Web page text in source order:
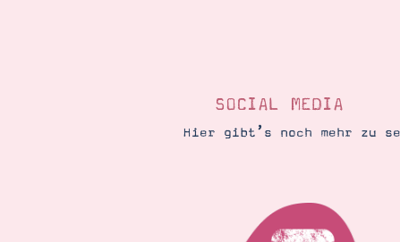
SOCIAL MEDIA
Hier gibt’s noch mehr zu